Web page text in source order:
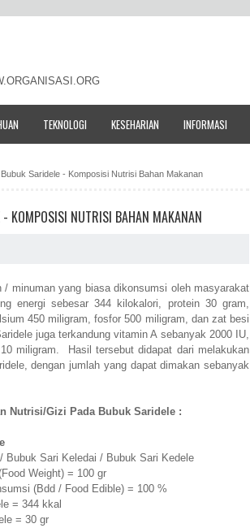
TEKNOLOGI KESEHARIAN INFORMASI
Saridele - Komposisi Nutrisi Bahan Makanan
KOMPOSISI NUTRISI BAHAN MAKANAN
/ minuman yang biasa dikonsumsi oleh masyarakat
energi sebesar 344 kilokalori, protein 30 gram,
450 miligram, fosfor 500 miligram, dan zat besi
juga terkandung vitamin A sebanyak 2000 IU,
miligram. Hasil tersebut didapat dari melakukan
dengan jumlah yang dapat dimakan sebanyak
Nutrisi/Gizi Pada Bubuk Saridele :
Bubuk Sari Keledai / Bubuk Sari Kedele
Weight) = 100 gr
(Bdd / Food Edible) = 100 %
= 344 kkal
= 30 gr